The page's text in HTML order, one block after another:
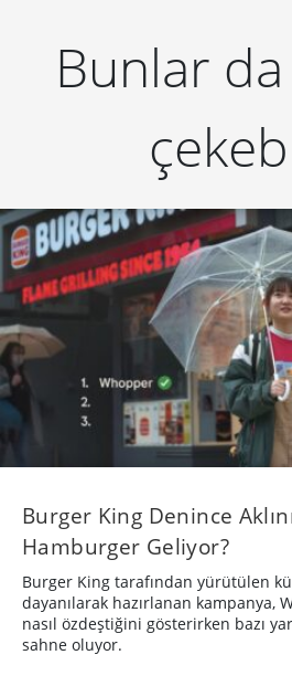
Bunlar
Burger King Denince
Hamburger Geliyor?
Burger King tarafından yürütülen
dayanılarak hazırlanan kampanya,
nasıl özdeştiğini gösterirken bazı
sahne oluyor.